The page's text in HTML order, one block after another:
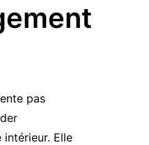
pas
Elle